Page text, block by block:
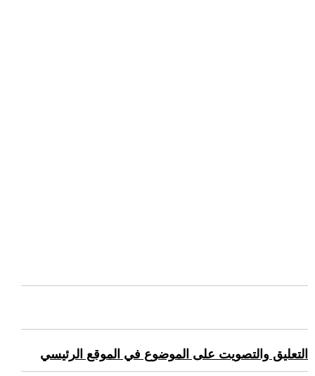
التعليق والتصويت على الموضوع في الموقع الرئيسي